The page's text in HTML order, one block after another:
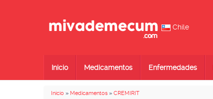
Chile
Inicio Medicamentos Enfermedades
Inicio » Medicamentos » CREMIRIT